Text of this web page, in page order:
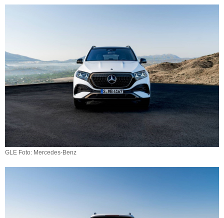
GLE Foto: Mercedes-Benz